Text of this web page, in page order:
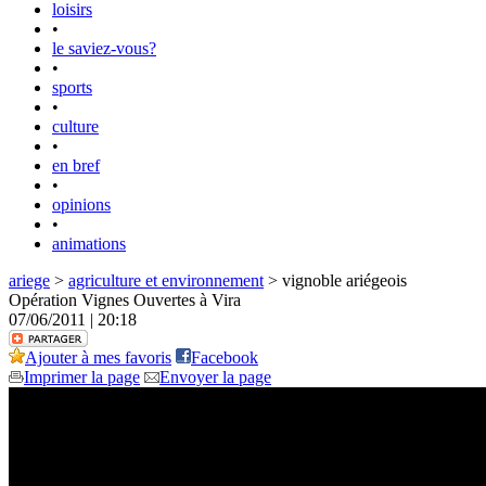
loisirs
•
le saviez-vous?
•
sports
•
culture
•
en bref
•
opinions
•
animations
ariege > agriculture et environnement > vignoble ariégeois
Opération Vignes Ouvertes à Vira
07/06/2011 | 20:18
Ajouter à mes favoris
Facebook
Imprimer la page
Envoyer la page